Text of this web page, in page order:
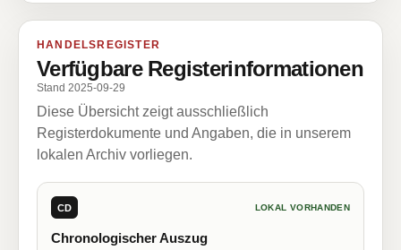
HANDELSREGISTER
Verfügbare Registerinformationen
Stand 2025-09-29
Diese Übersicht zeigt ausschließlich
Registerdokumente und Angaben, die in unserem
lokalen Archiv vorliegen.
CD LOKAL VORHANDEN
Chronologischer Auszug